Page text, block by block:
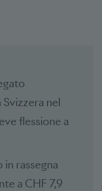
nel
flessione a
in rassegna
a CHF 7,9